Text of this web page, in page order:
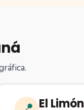
El Limón